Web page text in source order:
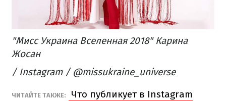
"Мисс Украина Вселенная 2018" Карина
Жосан
/ Instagram / @missukraine_universe
ЧИТАЙТЕ ТАКЖЕ:
Что публикует в Instagram